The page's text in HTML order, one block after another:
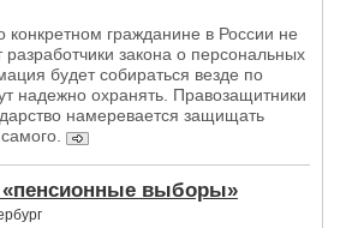
гражданине в России не
разработчики закона о персональных
будет собираться везде по
надежно охранять. Правозащитники
намеревается защищать
выборы»